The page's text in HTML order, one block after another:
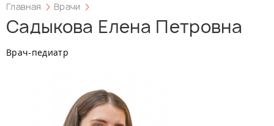
Главная Врачи
Садыкова Елена Петровна
Врач-педиатр